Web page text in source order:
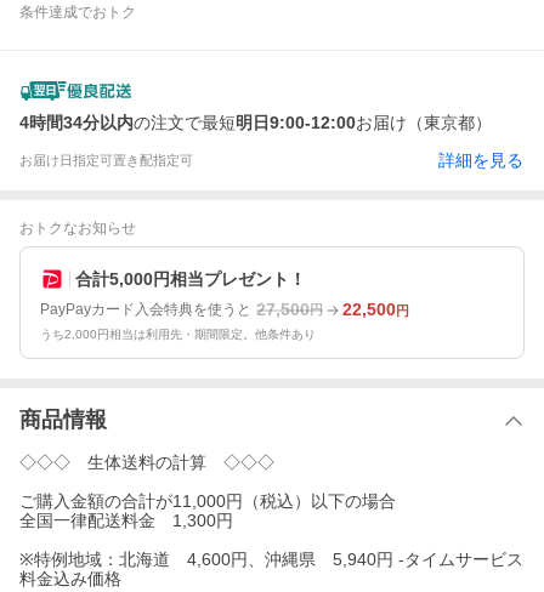
条件達成でおトク
4時間34分以内の注文で最短明日9:00-12:00お届け（東京都）
お届け日指定可置き配指定可 詳細を見る
おトクなお知らせ
合計5,000円相当プレゼント！
PayPayカード入会特典を使うと 27,500円 22,500円
うち2,000円相当は利用先・期間限定。他条件あり
商品情報
◇◇◇ 生体送料の計算 ◇◇◇
ご購入金額の合計が11,000円（税込）以下の場合
全国一律配送料金 1,300円
※特例地域：北海道 4,600円、沖縄県 5,940円 -タイムサービス
料金込み価格